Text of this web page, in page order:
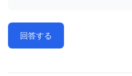
回答する